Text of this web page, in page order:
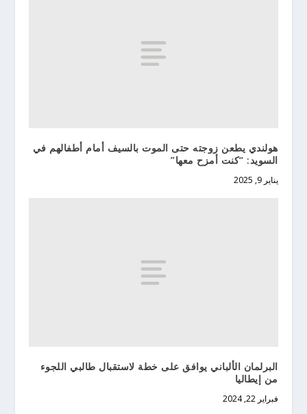
هولندي يطعن زوجته حتى الموت بالسيف أمام أطفالهم في
السويد: “كنت أمزح معها”
يناير 9, 2025
البرلمان الألباني يوافق على خطة لاستقبال طالبي اللجوء
من إيطاليا
فبراير 22, 2024